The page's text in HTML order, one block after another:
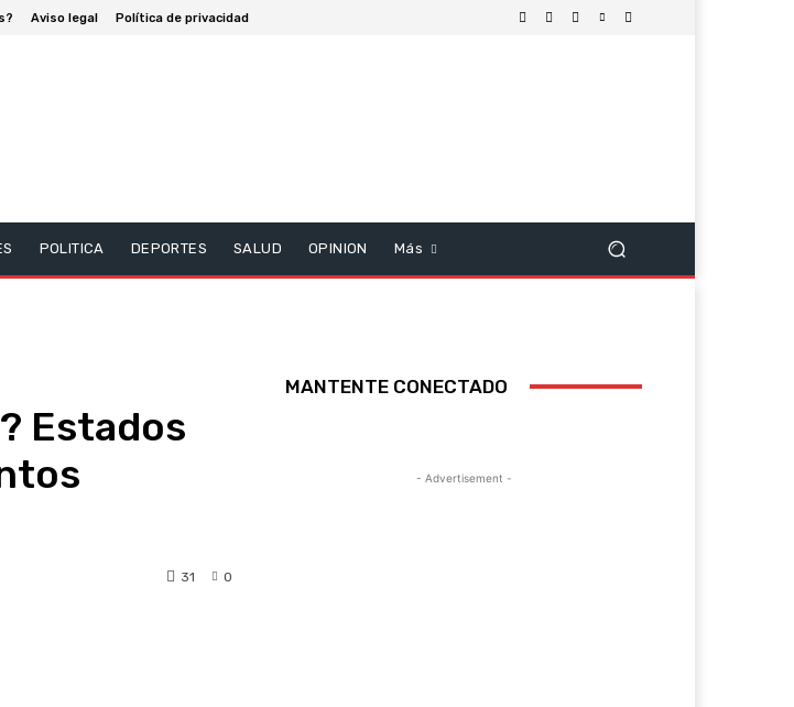
Aviso legal Política de privacidad
POLITICA DEPORTES SALUD OPINION Más
Estados
0
31
MANTENTE CONECTADO
- Advertisement -